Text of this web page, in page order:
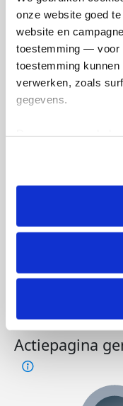
onze website goed
website en
toestemming — voor
toestemming
verwerken, zoals
gegevens.
tonen. Je kunt je
intrekken via Cookie
lijst met cookies is te
Actiepagina